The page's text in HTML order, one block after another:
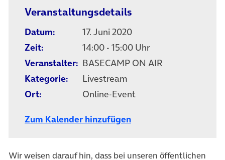
Veranstaltungsdetails
Datum:
17. Juni 2020
Zeit:
14:00 - 15:00 Uhr
Veranstalter: BASECAMP ON AIR
Kategorie:
Livestream
Ort:
Online-Event
Zum Kalender hinzufügen
Wir weisen darauf hin, dass bei unseren öffentlichen